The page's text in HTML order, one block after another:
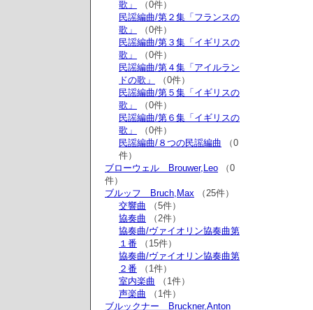
歌」
（0件）
民謡編曲/第２集「フランスの
歌」
（0件）
民謡編曲/第３集「イギリスの
歌」
（0件）
民謡編曲/第４集「アイルラン
ドの歌」
（0件）
民謡編曲/第５集「イギリスの
歌」
（0件）
民謡編曲/第６集「イギリスの
歌」
（0件）
民謡編曲/８つの民謡編曲 （0
件）
ブローウェル Brouwer,Leo （0
件）
ブルッフ Bruch,Max （25件）
交響曲 （5件）
協奏曲 （2件）
協奏曲/ヴァイオリン協奏曲第
１番 （15件）
協奏曲/ヴァイオリン協奏曲第
２番 （1件）
室内楽曲 （1件）
声楽曲 （1件）
ブルックナー Bruckner,Anton